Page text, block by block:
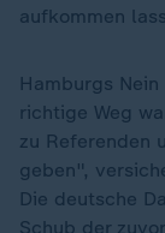
aufkommen
Hamburgs
richtige Weg
zu Referenden
geben",
Die deutsche
Schub der